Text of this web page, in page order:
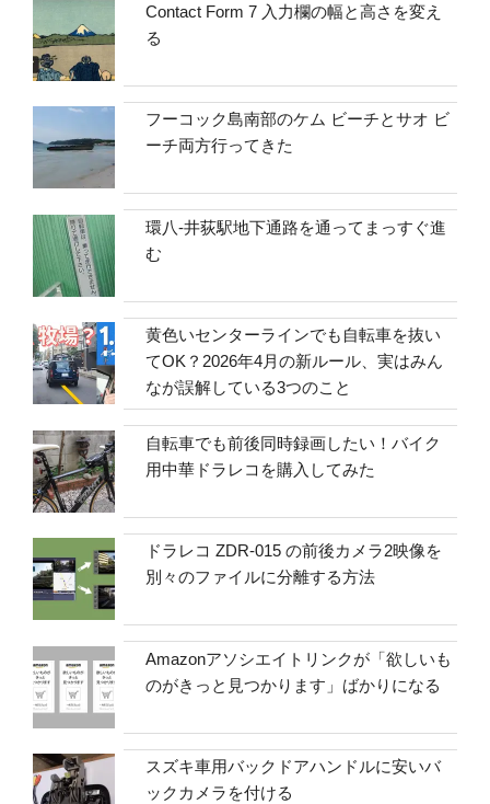
Contact Form 7 入力欄の幅と高さを変え
る
フーコック島南部のケム ビーチとサオ ビ
ーチ両方行ってきた
環八-井荻駅地下通路を通ってまっすぐ進
む
黄色いセンターラインでも自転車を抜い
てOK？2026年4月の新ルール、実はみん
なが誤解している3つのこと
自転車でも前後同時録画したい！バイク
用中華ドラレコを購入してみた
ドラレコ ZDR-015 の前後カメラ2映像を
別々のファイルに分離する方法
Amazonアソシエイトリンクが「欲しいも
のがきっと見つかります」ばかりになる
スズキ車用バックドアハンドルに安いバ
ックカメラを付ける